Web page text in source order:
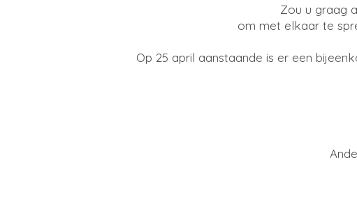
Zou u graag
om met elkaar te
Op 25 april aanstaande is er een